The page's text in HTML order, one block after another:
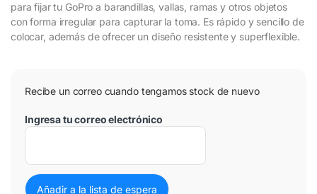
para fijar tu GoPro a barandillas, vallas, ramas y otros objetos
con forma irregular para capturar la toma. Es rápido y sencillo de
colocar, además de ofrecer un diseño resistente y superflexible.
Recibe un correo cuando tengamos stock de nuevo
Ingresa tu correo electrónico